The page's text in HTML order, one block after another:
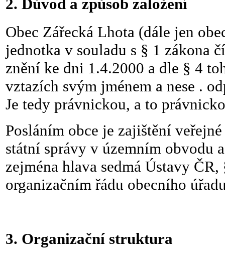
2. Důvod a způsob založení
Obec Zářecká Lhota (dále jen
jednotka v souladu s § 1 zákona
znění ke dni 1.4.2000 a dle § 4
vztazích svým jménem a nese .
Je tedy právnickou, a to
Posláním obce je zajištění
státní správy v územním obvodu
zejména hlava sedmá Ústavy
organizačním řádu obecního
3. Organizační struktura